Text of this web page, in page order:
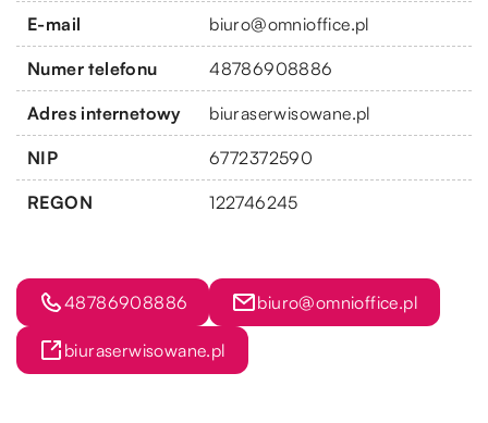
E-mail biuro@omnioffice.pl
Numer telefonu 48786908886
Adres internetowy biuraserwisowane.pl
NIP 6772372590
REGON 122746245
48786908886 biuro@omnioffice.pl
biuraserwisowane.pl